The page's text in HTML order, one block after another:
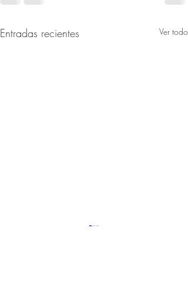
Entradas recientes Ver todo